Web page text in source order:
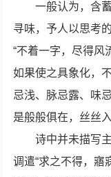
一般认为，含
寻味，予人以思考
“不着一字，尽得风
如果使之具象化，
忌浅、脉忌露、味
是般般俱在，丝
诗中并未描写
调遣“求之不得，寤